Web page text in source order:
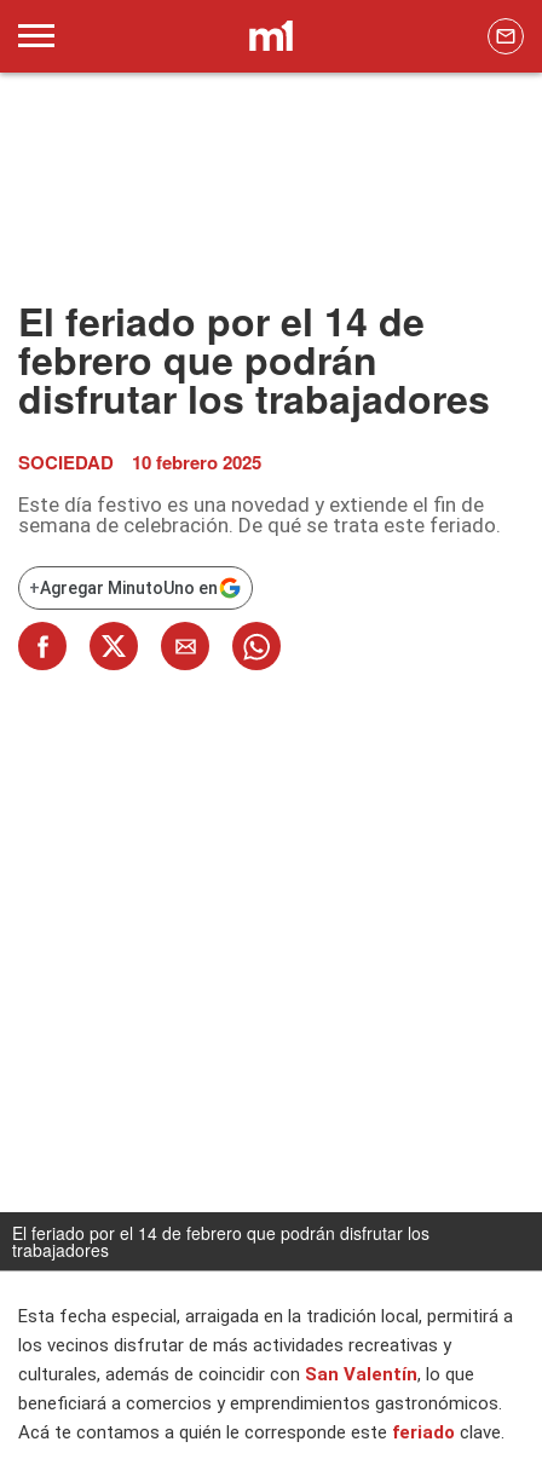
El feriado por el 14 de
febrero que podrán
disfrutar los trabajadores
SOCIEDAD 10 febrero 2025
Este día festivo es una novedad y extiende el fin de
semana de celebración. De qué se trata este feriado.
+Agregar MinutoUno en
El feriado por el 14 de febrero que podrán disfrutar los
trabajadores
Esta fecha especial, arraigada en la tradición local, permitirá a
los vecinos disfrutar de más actividades recreativas y
culturales, además de coincidir con San Valentín, lo que
beneficiará a comercios y emprendimientos gastronómicos.
Acá te contamos a quién le corresponde este feriado clave.